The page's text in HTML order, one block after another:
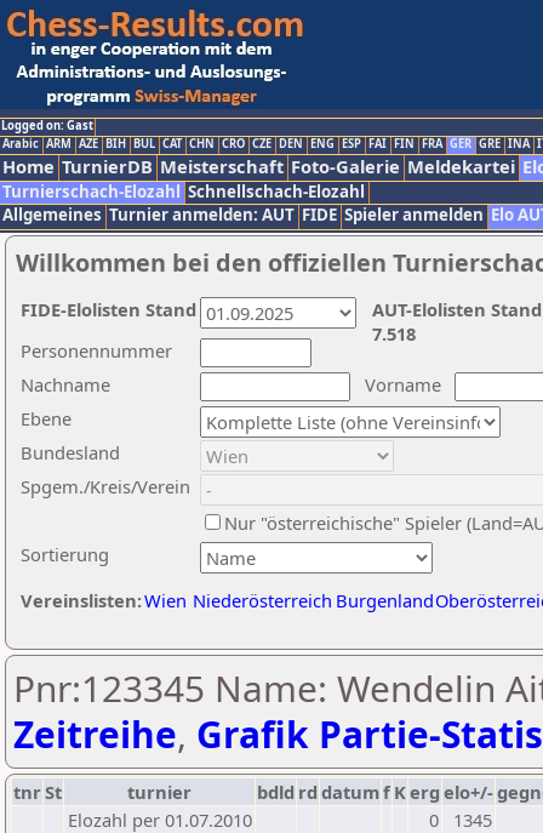
Logged on: Gast
Arabic ARM AZE BIH BUL CAT CHN CRO CZE DEN ENG ESP FAI FIN FRA GER GRE INA
Home TurnierDB Meisterschaft Foto-Galerie Meldekartei
Turnierschach-Elozahl Schnellschach-Elozahl
Allgemeines Turnier anmelden: AUT FIDE Spieler anmelden Elo
Willkommen bei den offiziellen
Nachname
Vorname
Ebene
Sortierung
Personennummer
Bundesland
Spgem./Kreis/Verein
Nur "österreichische" Spieler
Vereinslisten:Wien Niederösterreich Burgenland
AUT-Elolisten
7.518
FIDE-Elolisten Stand
Pnr:123345 Name: Wendelin
Zeitreihe, Grafik Partie-
tnrSt turnier bdld rd datumf Kerg elo+/-
Elozahl per 01.07.2010
0
1345